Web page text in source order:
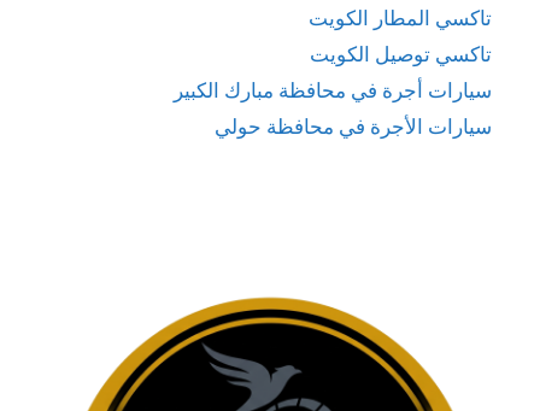
تاكسي المطار الكويت
تاكسي توصيل الكويت
سيارات أجرة في محافظة مبارك الكبير
سيارات الأجرة في محافظة حولي